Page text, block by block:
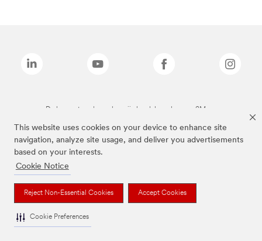
This website uses cookies on your device to enhance site
navigation, analyze site usage, and deliver you advertisements
based on your interests.
Cookie Notice
Reject Non-Essential Cookies Accept Cookies
Cookie Preferences
De bovenstaande merken zijn handelsmerken van 3M.we